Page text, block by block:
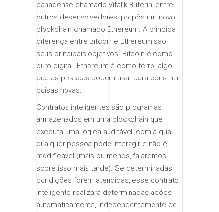
canadense chamado Vitalik Buterin, entre
outros desenvolvedores, propôs um novo
blockchain chamado Ethereum. A principal
diferença entre Bitcoin e Ethereum são
seus principais objetivos. Bitcoin é como
ouro digital. Ethereum é como ferro, algo
que as pessoas podem usar para construir
coisas novas.
Contratos inteligentes são programas
armazenados em uma blockchain que
executa uma lógica auditável, com a qual
qualquer pessoa pode interagir e não é
modificável (mais ou menos, falaremos
sobre isso mais tarde). Se determinadas
condições forem atendidas, esse contrato
inteligente realizará determinadas ações
automaticamente, independentemente de